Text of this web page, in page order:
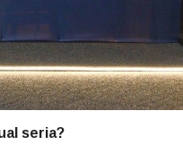
seria?